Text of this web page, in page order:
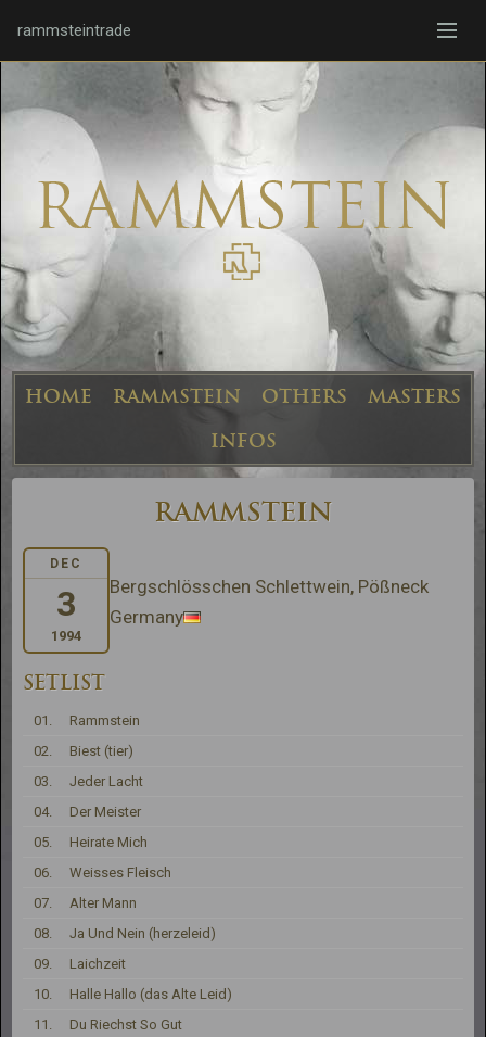
rammsteintrade
HOME RAMMSTEIN OTHERS
MASTERS
INFOS
RAMMSTEIN
DEC
3
1994
Bergschlösschen Schlettwein, Pößneck
Germany
SETLIST
01.
Rammstein
02.
Biest (tier)
03.
Jeder Lacht
04.
Der Meister
05.
Heirate Mich
06.
Weisses Fleisch
07.
Alter Mann
08.
Ja Und Nein (herzeleid)
09.
Laichzeit
10.
Halle Hallo (das Alte Leid)
11.
Du Riechst So Gut